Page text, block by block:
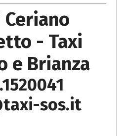
Ceriano
- Taxi
e Brianza
sos.it